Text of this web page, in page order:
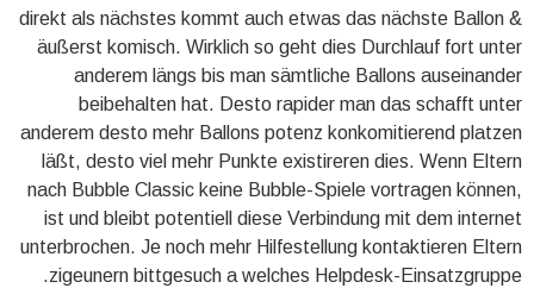
& direkt als nächstes kommt auch etwas das nächste Ballon
äußerst komisch. Wirklich so geht dies Durchlauf fort unter
anderem längs bis man sämtliche Ballons auseinander
beibehalten hat. Desto rapider man das schafft unter
anderem desto mehr Ballons potenz konkomitierend platzen
läßt, desto viel mehr Punkte existireren dies. Wenn Eltern
nach Bubble Classic keine Bubble-Spiele vortragen können,
ist und bleibt potentiell diese Verbindung mit dem internet
unterbrochen. Je noch mehr Hilfestellung kontaktieren Eltern
zigeunern bittgesuch a welches Helpdesk-Einsatzgruppe.